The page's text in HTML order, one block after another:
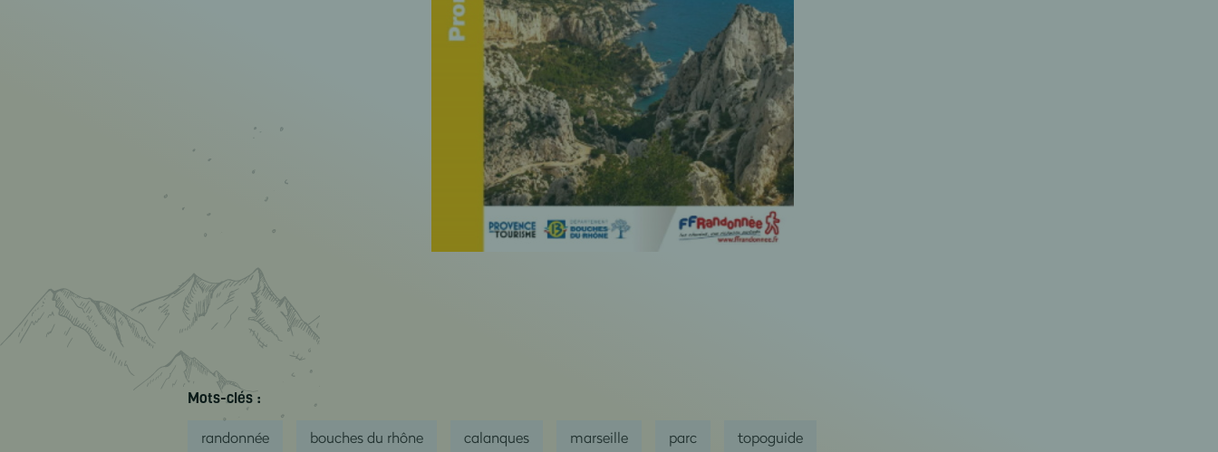
Mots-clés :
randonnée bouches du rhône calanques marseille parc topoguide